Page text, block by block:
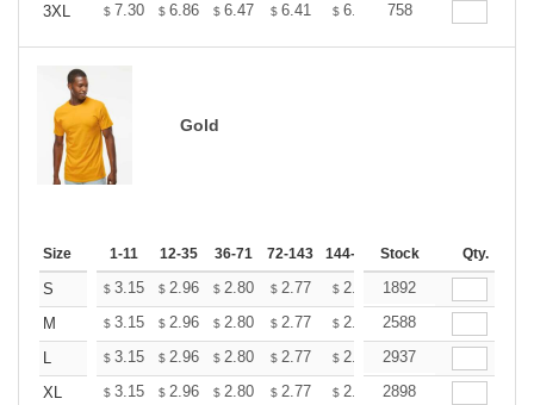
3XL
$ 7.30 $ 6.86 $ 6.47 $ 6.41 $ 6.30 $6.25
758
Gold
Size 1-11 12-35 36-71 72-143 144-287 288 + More
Stock Qty.
S $ 3.15 $ 2.96 $ 2.80 $ 2.77 $ 2.72 $2.70
1892
M
$ 3.15 $ 2.96 $ 2.80 $ 2.77 $ 2.72 $2.70
2588
L
$ 3.15 $ 2.96 $ 2.80 $ 2.77 $ 2.72 $2.70
2937
XL
$ 3.15 $ 2.96 $ 2.80 $ 2.77 $ 2.72 $2.70
2898